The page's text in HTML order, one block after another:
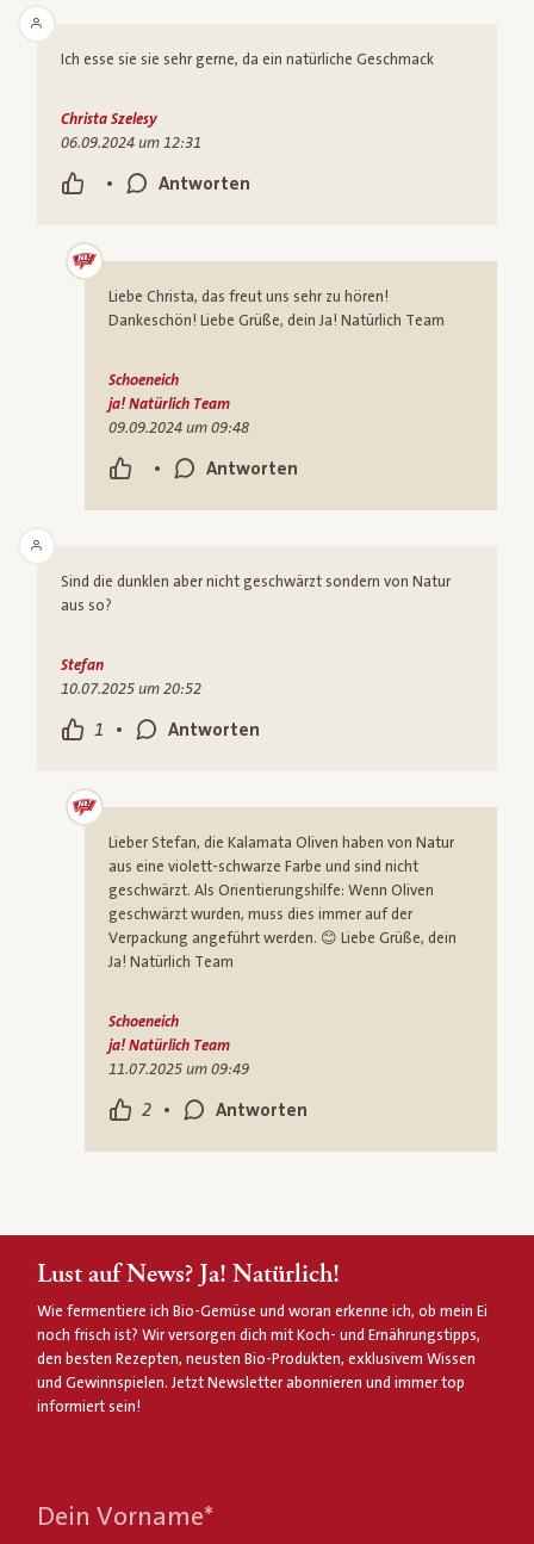
Ich esse sie sie sehr gerne, da ein natürliche Geschmack
• Antworten
Christa Szelesy
06.09.2024 um 12:31
Liebe Christa, das freut uns sehr zu hören!
Dankeschön! Liebe Grüße, dein Ja! Natürlich Team
• Antworten
Schoeneich
ja! Natürlich Team
09.09.2024 um 09:48
Sind die dunklen aber nicht geschwärzt sondern von Natur
aus so?
1 • Antworten
Stefan
10.07.2025 um 20:52
Lieber Stefan, die Kalamata Oliven haben von Natur
aus eine violett-schwarze Farbe und sind nicht
geschwärzt. Als Orientierungshilfe: Wenn Oliven
geschwärzt wurden, muss dies immer auf der
Verpackung angeführt werden. 😊 Liebe Grüße, dein
Ja! Natürlich Team
2 • Antworten
Schoeneich
ja! Natürlich Team
11.07.2025 um 09:49
Lust auf News? Ja! Natürlich!
Wie fermentiere ich Bio-Gemüse und woran erkenne ich, ob mein Ei
noch frisch ist? Wir versorgen dich mit Koch- und Ernährungstipps,
den besten Rezepten, neusten Bio-Produkten, exklusivem Wissen
und Gewinnspielen. Jetzt Newsletter abonnieren und immer top
informiert sein!
Dein Vorname*